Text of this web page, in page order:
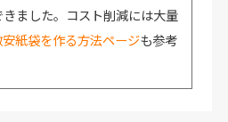
ました。コスト削減には大量
紙袋を作る方法ページも参考